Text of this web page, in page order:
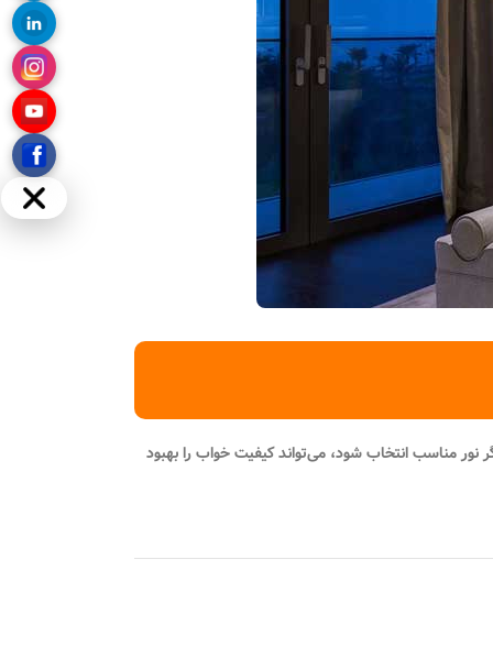
نور مناسب انتخاب شود، می‌تواند کیفیت خواب را بهبود
مخفی